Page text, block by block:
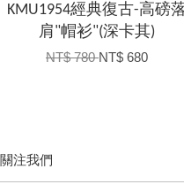
KMU1954經典復古-高磅
肩"帽衫"(深卡其)
NT$ 780NT$ 680
關注我們